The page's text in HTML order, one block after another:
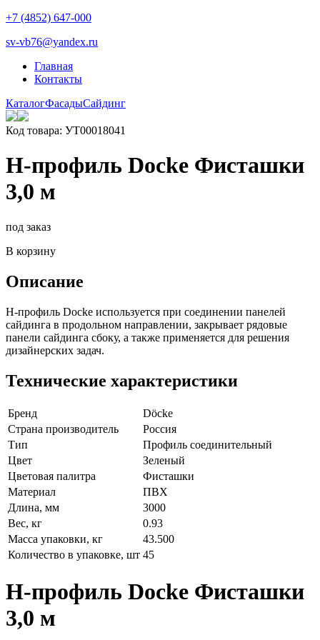
+7 (4852) 647-000
sv-vb76@yandex.ru
Главная
Контакты
КаталогФасадыСайдинг
Код товара: УТ00018041
Н-профиль Docke Фисташки
3,0 м
под заказ
В корзину
Описание
H-профиль Docke используется при соединении панелей
сайдинга в продольном направлении, закрывает рядовые
панели сайдинга сбоку, а также применяется для решения
дизайнерских задач.
Технические характеристики
Бренд
Döcke
Страна производитель
Россия
Тип
Профиль соединительный
Цвет
Зеленый
Цветовая палитра
Фисташки
Материал
ПВХ
Длина, мм
3000
Вес, кг
0.93
Масса упаковки, кг
43.500
Количество в упаковке, шт 45
Н-профиль Docke Фисташки
3,0 м